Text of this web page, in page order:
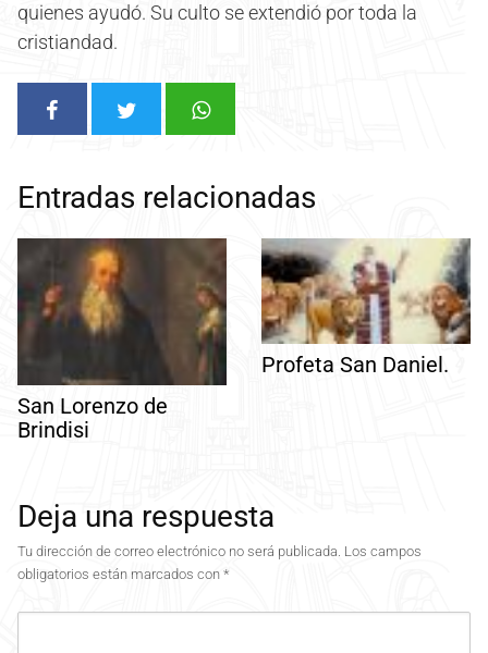
quienes ayudó. Su culto se extendió por toda la
cristiandad.
Entradas relacionadas
San Lorenzo de
Brindisi
Profeta San Daniel.
Deja una respuesta
Tu dirección de correo electrónico no será publicada. Los campos
obligatorios están marcados con *